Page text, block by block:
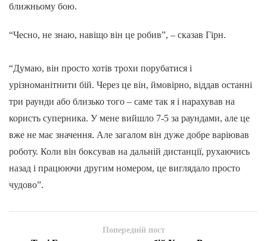
ближньому бою.
“Чесно, не знаю, навіщо він це робив”, – сказав Гірн.
“Думаю, він просто хотів трохи порубатися і
урізноманітнити бій. Через це він, ймовірно, віддав останні
три раунди або близько того – саме так я і нарахував на
користь суперника. У мене вийшло 7-5 за раундами, але це
вже не має значення. Але загалом він дуже добре варіював
роботу. Коли він боксував на дальній дистанції, рухаючись
назад і працюючи другим номером, це виглядало просто
чудово”.
Попередній пост